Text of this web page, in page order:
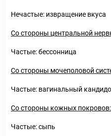
Нечастые: извращение вкуса
Со стороны центральной
Частые: бессонница
Со стороны мочеполовой
Частые: вагинальный
Со стороны кожных покровов:
Частые: сыпь